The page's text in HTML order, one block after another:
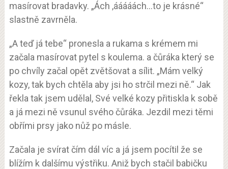
masírovat bradavky. „Ách ,ááááách…to je krásné“
slastně zavrněla.
„A teď já tebe“ pronesla a rukama s krémem mi
začala masírovat pytel s koulema. a čůráka který se
po chvíly začal opět zvětšovat a sílit. „Mám velký
kozy, tak bych chtěla aby jsi ho strčil mezi ně.“ Jak
řekla tak jsem udělal, Své velké kozy přitiskla k sobě
a já mezi ně vsunul svého čůráka. Jezdil mezi těmi
obřími prsy jako nůž po másle.
Začala je svírat čím dál víc a já jsem pocítil že se
blížím k dalšímu výstřiku. Aniž bych stačil babičku